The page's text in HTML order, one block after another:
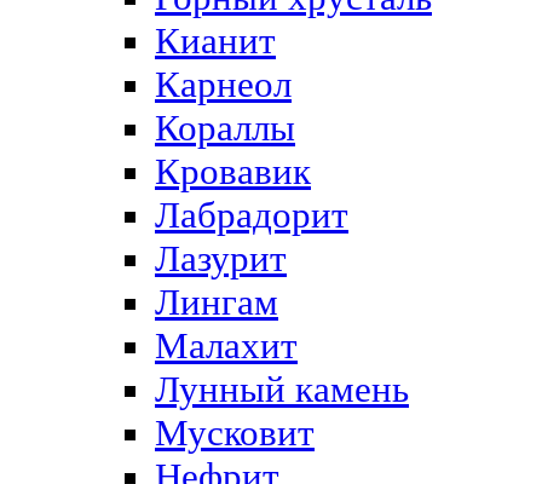
Кианит
Карнеол
Кораллы
Кровавик
Лабрадорит
Лазурит
Лингам
Малахит
Лунный камень
Мусковит